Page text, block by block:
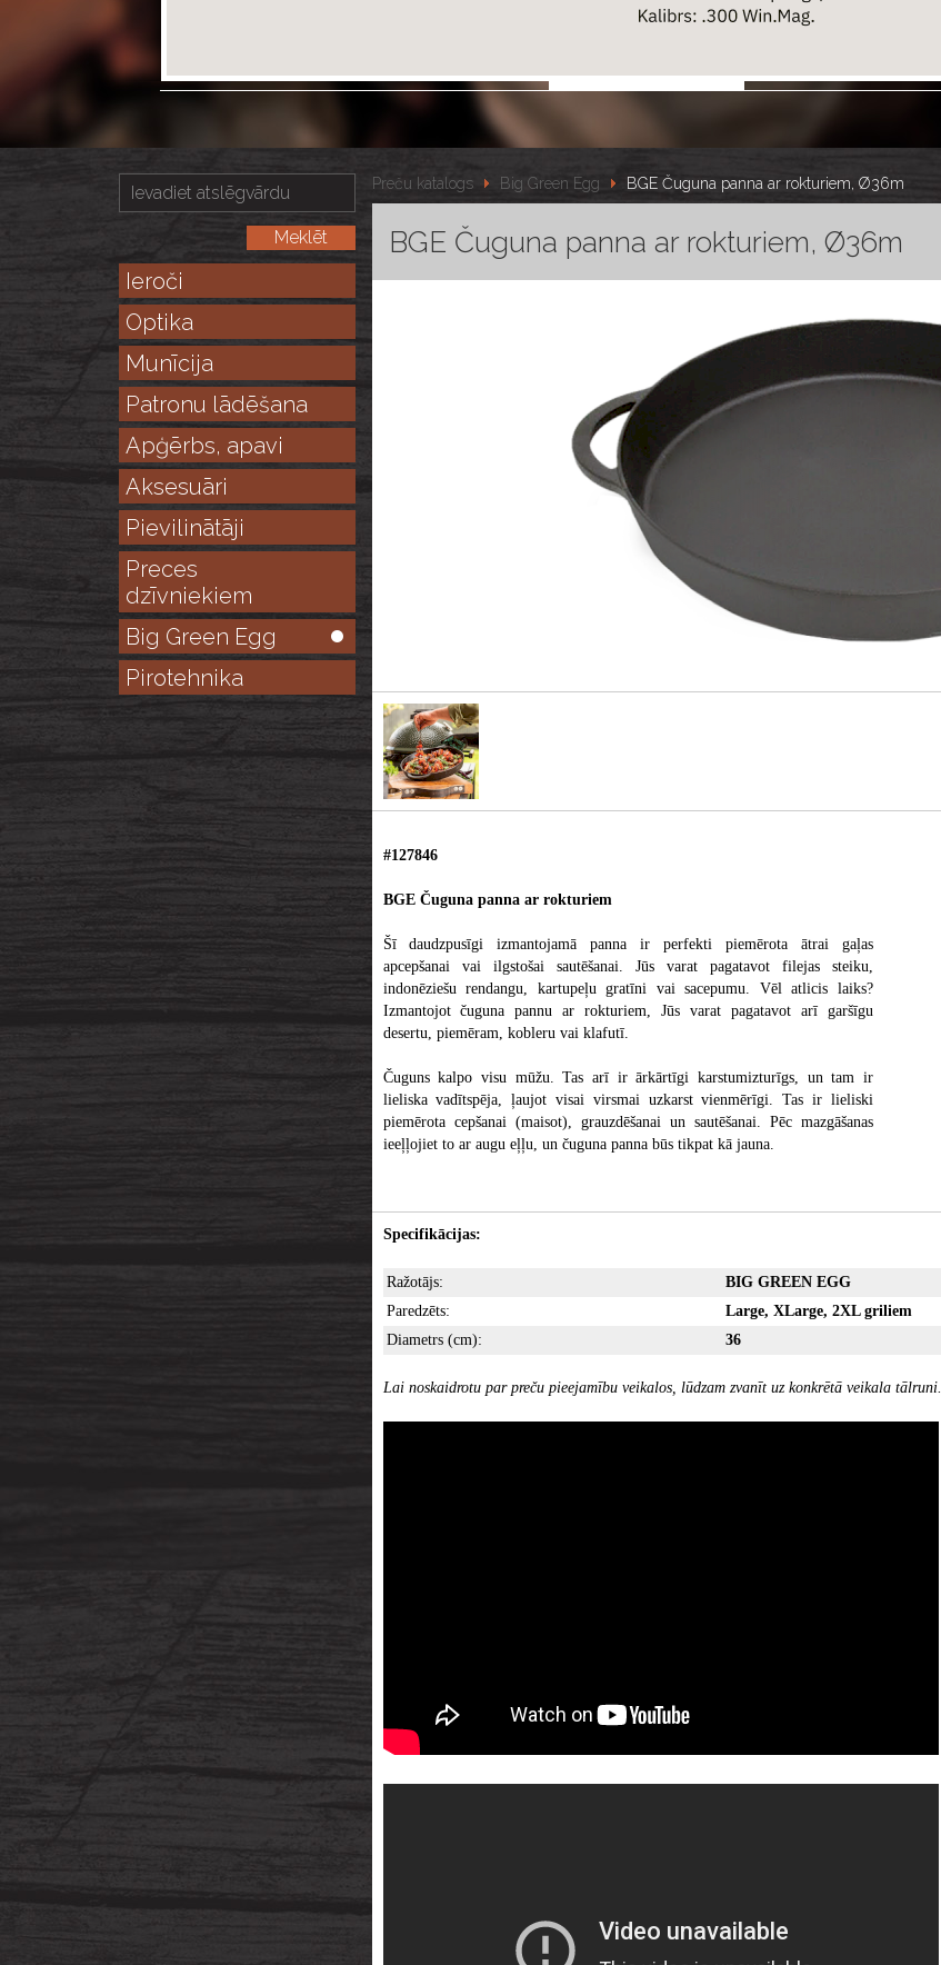
Ieroči
Optika
Munīcija
Patronu lādēšana
Apģērbs, apavi
Aksesuāri
Pievilinātāji
Preces
dzīvniekiem
Big Green Egg
Pirotehnika
Preču katalogs Big Green Egg BGE Čuguna panna ar rokturiem, Ø36m
BGE Čuguna panna ar rokturiem, Ø36m
#127846
BGE Čuguna panna ar rokturiem
Šī daudzpusīgi izmantojamā panna ir perfekti piemērota ātrai gaļas
apcepšanai vai ilgstošai sautēšanai. Jūs varat pagatavot filejas steiku,
indonēziešu rendangu, kartupeļu gratīni vai sacepumu. Vēl atlicis laiks?
Izmantojot čuguna pannu ar rokturiem, Jūs varat pagatavot arī garšīgu
desertu, piemēram, kobleru vai klafutī.
Čuguns kalpo visu mūžu. Tas arī ir ārkārtīgi karstumizturīgs, un tam ir
lieliska vadītspēja, ļaujot visai virsmai uzkarst vienmērīgi. Tas ir lieliski
piemērota cepšanai (maisot), grauzdēšanai un sautēšanai. Pēc mazgāšanas
ieeļļojiet to ar augu eļļu, un čuguna panna būs tikpat kā jauna.
Specifikācijas:
Ražotājs:
BIG GREEN EGG
Paredzēts:
Large, XLarge, 2XL griliem
Diametrs (cm):
36
Lai noskaidrotu par preču pieejamību veikalos, lūdzam zvanīt uz konkrētā veikala tālruni.